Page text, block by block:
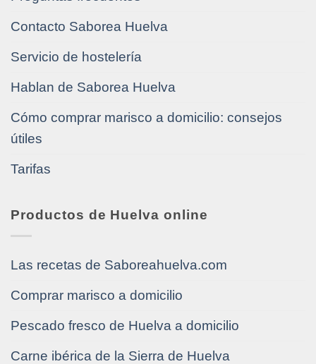
Contacto Saborea Huelva
Servicio de hostelería
Hablan de Saborea Huelva
Cómo comprar marisco a domicilio: consejos
útiles
Tarifas
Productos de Huelva online
Las recetas de Saboreahuelva.com
Comprar marisco a domicilio
Pescado fresco de Huelva a domicilio
Carne ibérica de la Sierra de Huelva